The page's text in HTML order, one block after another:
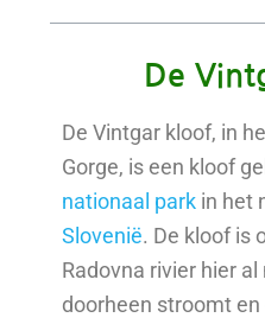
De
De Vintgar kloof, in
Gorge, is een kloof
nationaal park in het
Slovenië. De kloof is
Radovna rivier hier
doorheen stroomt